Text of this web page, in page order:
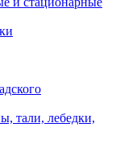
тали, лебедки,